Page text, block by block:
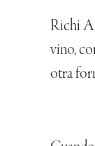
Richi
vino,
otra